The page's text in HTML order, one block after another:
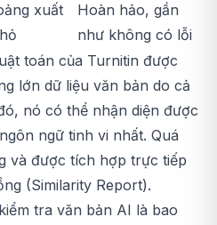
xuất
Hoàn hảo, gần
như không có lỗi
toán của Turnitin được
lớn dữ liệu văn bản do cả
nó có thể nhận diện được
ngữ tinh vi nhất. Quá
và được tích hợp trực tiếp
(Similarity Report).
tra văn bản AI là bao